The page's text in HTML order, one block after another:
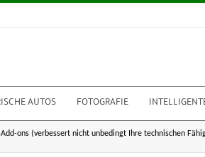
AUTOS FOTOGRAFIE
ons (verbessert nicht unbedingt Ihre technischen